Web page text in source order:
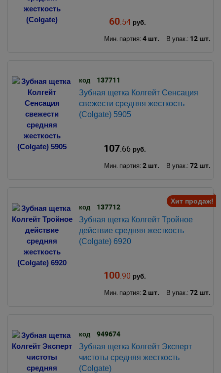
60.54руб.
Мин. партия: 4 шт. В упак.: 12 шт.
код 137711
Зубная щетка Колгейт Сенсация
свежести средняя жесткость
(Colgate) 5905
107.66 руб.
Мин. партия: 2 шт. В упак.: 72 шт.
Хит продаж!
код 137712
Зубная щетка Колгейт Тройное
действие средняя жесткость
(Colgate) 6920
100.90 руб.
Мин. партия: 2 шт. В упак.: 72 шт.
код 949674
Зубная щетка Колгейт Эксперт
чистоты средняя жесткость
(Colgate)